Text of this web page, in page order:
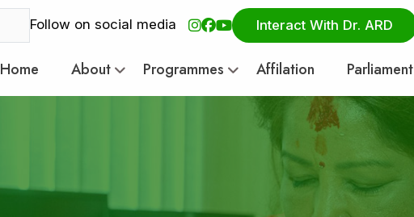
Follow on social media Interact With Dr. ARD
Home About Programmes Affilation Parliament